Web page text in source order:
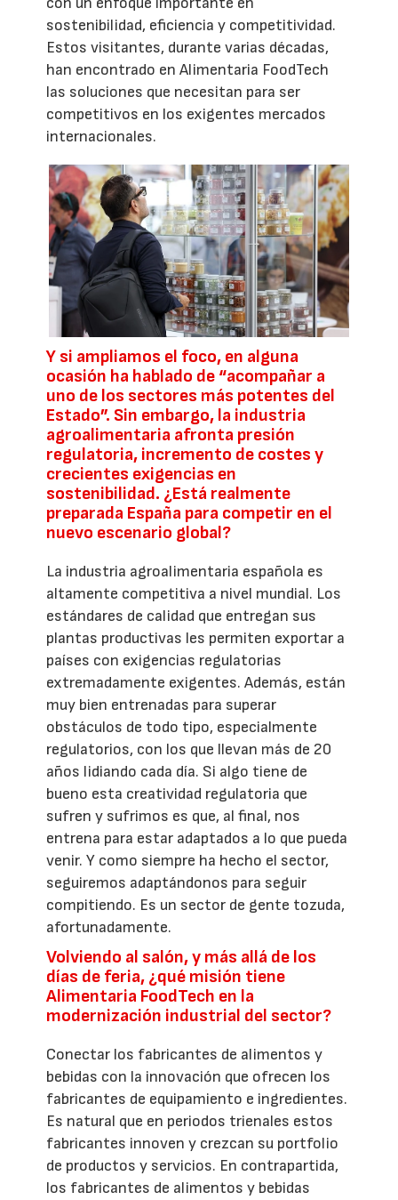
sostenibilidad, eficiencia y competitividad.
Estos visitantes, durante varias décadas,
han encontrado en Alimentaria FoodTech
las soluciones que necesitan para ser
competitivos en los exigentes mercados
internacionales.
Y si ampliamos el foco, en alguna
ocasión ha hablado de “acompañar a
uno de los sectores más potentes del
Estado”. Sin embargo, la industria
agroalimentaria afronta presión
regulatoria, incremento de costes y
crecientes exigencias en
sostenibilidad. ¿Está realmente
preparada España para competir en el
nuevo escenario global?
La industria agroalimentaria española es
altamente competitiva a nivel mundial. Los
estándares de calidad que entregan sus
plantas productivas les permiten exportar a
países con exigencias regulatorias
extremadamente exigentes. Además, están
muy bien entrenadas para superar
obstáculos de todo tipo, especialmente
regulatorios, con los que llevan más de 20
años lidiando cada día. Si algo tiene de
bueno esta creatividad regulatoria que
sufren y sufrimos es que, al final, nos
entrena para estar adaptados a lo que pueda
venir. Y como siempre ha hecho el sector,
seguiremos adaptándonos para seguir
compitiendo. Es un sector de gente tozuda,
afortunadamente.
Volviendo al salón, y más allá de los
días de feria, ¿qué misión tiene
Alimentaria FoodTech en la
modernización industrial del sector?
Conectar los fabricantes de alimentos y
bebidas con la innovación que ofrecen los
fabricantes de equipamiento e ingredientes.
Es natural que en periodos trienales estos
fabricantes innoven y crezcan su portfolio
de productos y servicios. En contrapartida,
los fabricantes de alimentos y bebidas